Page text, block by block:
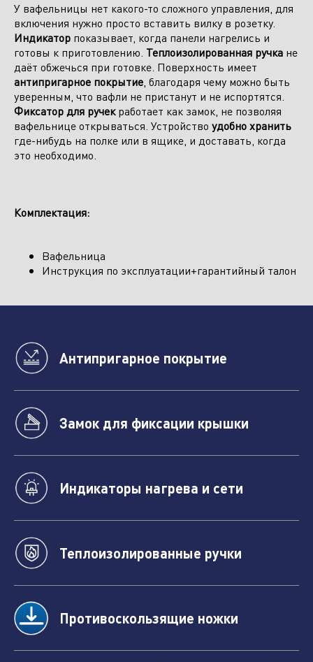
Отправить заявку
Отправить
У вафельницы нет какого-то сложного управления, для
включения нужно просто вставить вилку в розетку.
Индикатор показывает, когда панели нагрелись и
готовы к приготовлению. Теплоизолированная ручка не
даёт обжечься при готовке. Поверхность имеет
антипригарное покрытие , благодаря чему можно быть
уверенным, что вафли не пристанут и не испортятся.
Фиксатор для ручекработает как замок, не позволяя
вафельнице открываться. Устройство удобно хранить
где-нибудь на полке или в ящике, и доставать, когда
это необходимо.
Комплектация:
Вафельница
Инструкция по эксплуатации+гарантийный талон
Антипригарное покрытие
Замок для фиксации крышки
Индикаторы нагрева и сети
Теплоизолированные ручки
Противоскользящие ножки